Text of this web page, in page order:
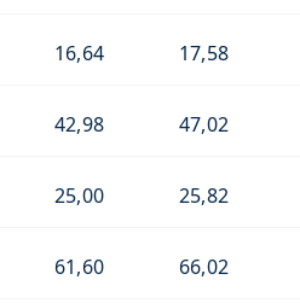
16,64 17,58
42,98 47,02
25,00 25,82
61,60 66,02